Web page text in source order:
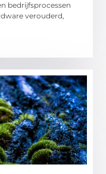
bedrijfsprocessen
verouderd,